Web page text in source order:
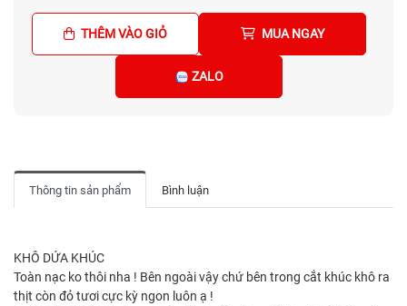
THÊM VÀO GIỎ MUA NGAY
ZALO
Thông tin sản phẩm Bình luận
KHÔ DỨA KHÚC
Toàn nạc ko thôi nha ! Bên ngoài vậy chứ bên trong cắt khúc khô ra
thịt còn đỏ tươi cực kỳ ngon luôn ạ !